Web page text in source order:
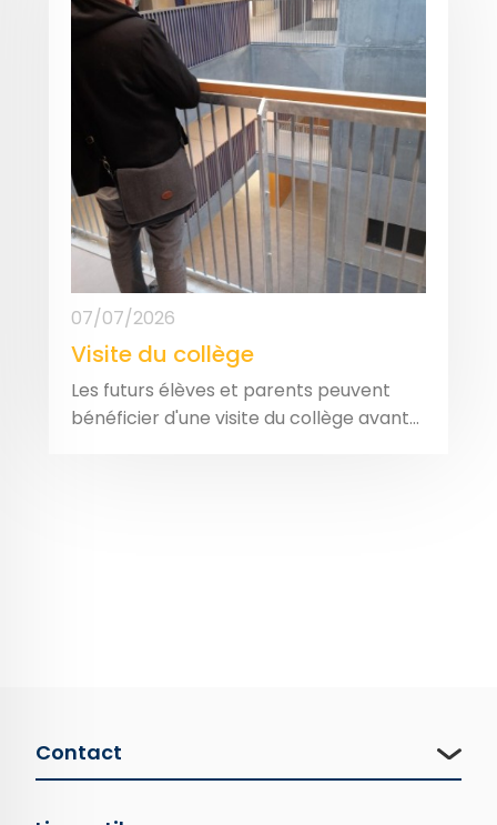
07/07/2026
Visite du collège
Les futurs élèves et parents peuvent
bénéficier d'une visite du collège avant...
Contact